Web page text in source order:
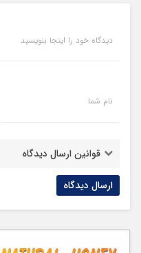
دیدگاه خود را اینجا بنویسید
نام شما
قوانین ارسال دیدگاه